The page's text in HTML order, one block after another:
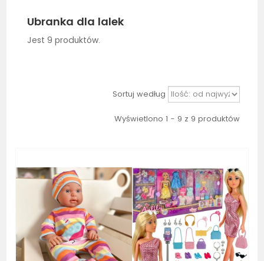
Ubranka dla lalek
Jest 9 produktów.
Sortuj według
Wyświetlono 1 - 9 z 9 produktów